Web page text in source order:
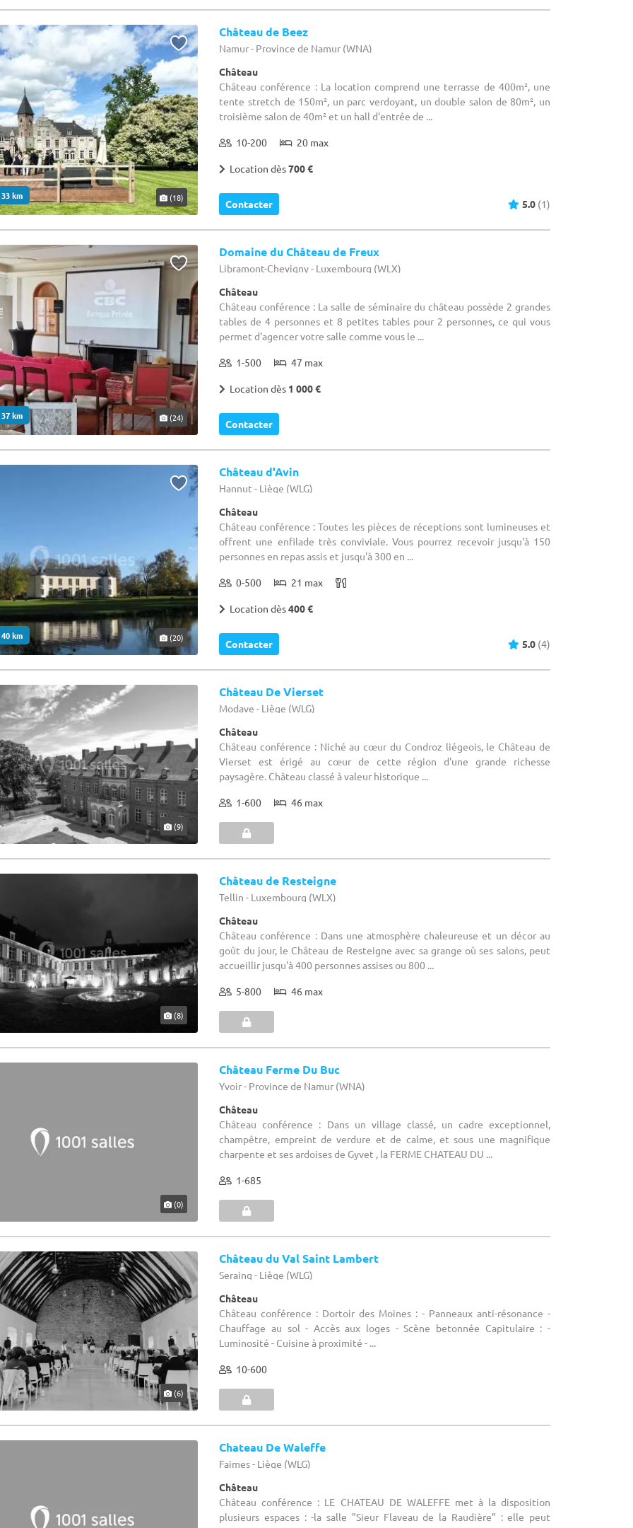
km (18)
Château de Beez
Namur - Province de Namur (WNA)
Château
Château conférence : La location comprend une terrasse de 400m², une
tente stretch de 150m², un parc verdoyant, un double salon de 80m², un
troisième salon de 40m² et un hall d'entrée de ...
10-200 20 max
Location dès700 €
Contacter 5.0 (1)
km (24)
Domaine du Château de Freux
Libramont-Chevigny - Luxembourg (WLX)
Château
Château conférence : La salle de séminaire du château possède 2 grandes
tables de 4 personnes et 8 petites tables pour 2 personnes, ce qui vous
permet d'agencer votre salle comme vous le ...
1-500 47 max
Location dès 1 000 €
Contacter
km (20)
Château d'Avin
Hannut - Liège (WLG)
Château
Château conférence : Toutes les pièces de réceptions sont lumineuses et
offrent une enfilade très conviviale. Vous pourrez recevoir jusqu'à 150
personnes en repas assis et jusqu'à 300 en ...
0-500 21 max
Location dès400 €
Contacter 5.0 (4)
(9)
Château De Vierset
Modave - Liège (WLG)
Château
Château conférence : Niché au cœur du Condroz liégeois, le Château de
Vierset est érigé au cœur de cette région d'une grande richesse
paysagère. Château classé à valeur historique ...
1-600 46 max
(8)
Château de Resteigne
Tellin - Luxembourg (WLX)
Château
Château conférence : Dans une atmosphère chaleureuse et un décor au
goût du jour, le Château de Resteigne avec sa grange où ses salons, peut
accueillir jusqu'à 400 personnes assises ou 800 ...
5-800 46 max
(0)
Château Ferme Du Buc
Yvoir - Province de Namur (WNA)
Château
Château conférence : Dans un village classé, un cadre exceptionnel,
champêtre, empreint de verdure et de calme, et sous une magnifique
charpente et ses ardoises de Gyvet , la FERME CHATEAU DU ...
1-685
(6)
Château du Val Saint Lambert
Seraing - Liège (WLG)
Château
Château conférence : Dortoir des Moines : - Panneaux anti-résonance -
Chauffage au sol - Accès aux loges - Scène betonnée Capitulaire : -
Luminosité - Cuisine à proximité - ...
10-600
Chateau De Waleffe
Faimes - Liège (WLG)
Château
Château conférence : LE CHATEAU DE WALEFFE met à la disposition
plusieurs espaces : -la salle "Sieur Flaveau de la Raudière" : elle peut